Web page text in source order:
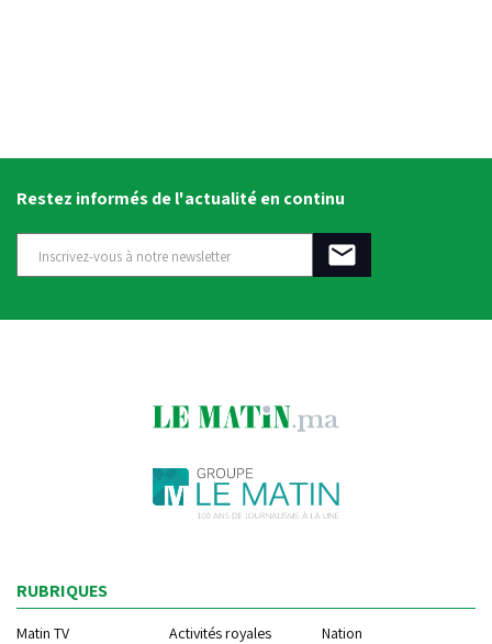
Restez informés de l'actualité en continu
RUBRIQUES
Matin TV Activités royales
Nation